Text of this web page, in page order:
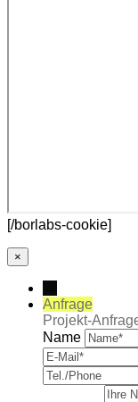
[/borlabs-cookie]
×
Anfrage
Projekt-
Name